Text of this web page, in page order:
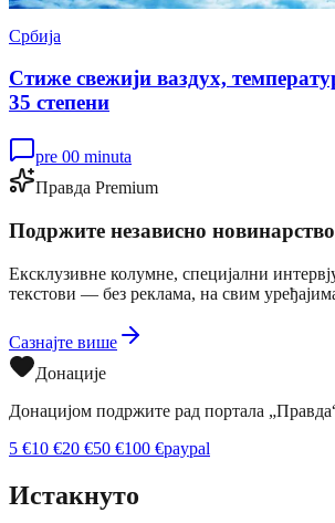
Србија
Стиже свежији ваздух,
35 степени
pre 00 minuta
Правда Premium
Подржите независно новинарство
Ексклузивне колумне, специјални
текстови — без реклама, на свим
Сазнајте више
Донације
Донацијом подржите рад портала
5 €10 €20 €50 €100 €paypal
Истакнуто